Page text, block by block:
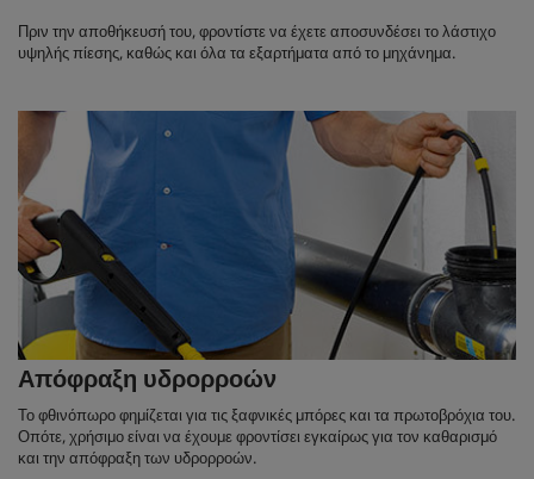
Πριν την αποθήκευσή του, φροντίστε να έχετε αποσυνδέσει το λάστιχο
υψηλής πίεσης, καθώς και όλα τα εξαρτήματα από το μηχάνημα.
Απόφραξη υδρορροών
Το φθινόπωρο φημίζεται για τις ξαφνικές μπόρες και τα πρωτοβρόχια του.
Οπότε, χρήσιμο είναι να έχουμε φροντίσει εγκαίρως για τον καθαρισμό
και την απόφραξη των υδρορροών.